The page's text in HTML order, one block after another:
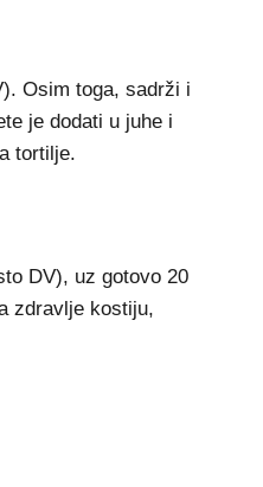
Osim toga, sadrži i
je dodati u juhe i
tortilje.
DV), uz gotovo 20
zdravlje kostiju,